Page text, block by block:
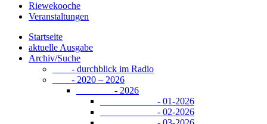
Riewekooche
Veranstaltungen
Startseite
aktuelle Ausgabe
Archiv/Suche
- durchblick im Radio
- 2020 – 2026
- 2026
- 01-2026
- 02-2026